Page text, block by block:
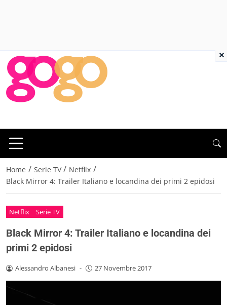
Home / Serie TV / Netflix /
Black Mirror 4: Trailer Italiano e locandina dei primi 2 epidosi
Netflix Serie TV
Black Mirror 4: Trailer Italiano e locandina dei
primi 2 epidosi
Alessandro Albanesi - 27 Novembre 2017
×